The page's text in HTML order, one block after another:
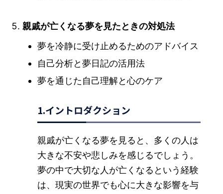
親戚が亡くなる夢を見たときの対処法
夢を冷静に受け止めるためのアドバイス
自己分析と夢日記の活用法
夢を通じた自己理解と心のケア
1.イントロダクション
親戚が亡くなる夢を見ると、多くの人は
大きな不安や悲しみを感じるでしょう。
夢の中で大切な人が亡くなるという経験
は、現実の世界でも心に大きな影響を与